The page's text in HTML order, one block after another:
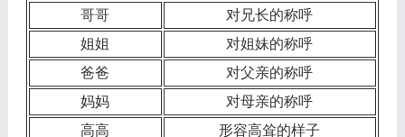
哥哥
对兄长的称呼
姐姐
对姐妹的称呼
爸爸
对父亲的称呼
妈妈
对母亲的称呼
高高
形容高耸的样子